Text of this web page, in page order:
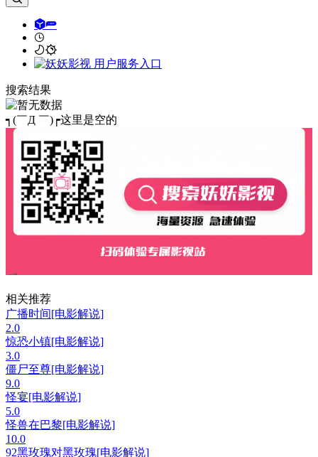
搜索结果
┑(￣Д ￣)┍这里是空的
相关推荐
广播时间[电影解说]
2.0
惊恐小镇[电影解说]
3.0
僵尸至尊[电影解说]
9.0
怪宴[电影解说]
5.0
怪兽在巴黎[电影解说]
10.0
92黑玫瑰对黑玫瑰[电影解说]